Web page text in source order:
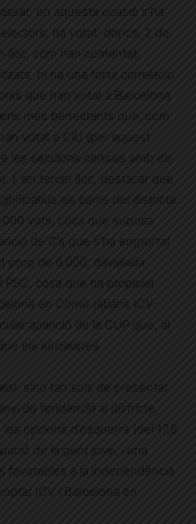
en aquesta ocasió s’ha
ha votat, doncs, 2 de
lloc, com han comentat
hi ha una forta correlació
que han votat a Barcelona
més benestants que, com
votat a CiU (per aquest
les seccions censals amb els
I, en tercer lloc, destacar que
als barris del districte:
vots, cosa que suposa
de C’s que s’ha emportat
prop de 6.000; davallada
cosa que ha propiciat
en Comú (abans ICV-
aparició de la CUP que, al
els socialistes.
sinó tan sols de presentar
de tendència al districte,
opcions d’esquerra (del 17,8
de la gent jove, i una
favorables a la independència
ICV i Barcelona en